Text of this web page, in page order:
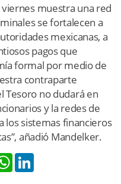
muestra una red
se fortalecen a
mexicanas, a
pagos que
formal por medio de
contraparte
Tesoro no dudará en
y la redes de
los sistemas financieros
añadió Mandelker.
WhatsApp